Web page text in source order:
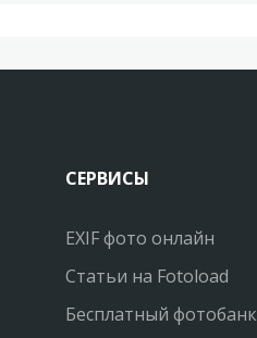
СЕРВИСЫ
EXIF фото онлайн
Статьи на Fotoload
Бесплатный фотобанк